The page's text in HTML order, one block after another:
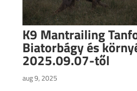
K9 Mantrailing
Biatorbágy és
2025.09.07-től
aug 9, 2025